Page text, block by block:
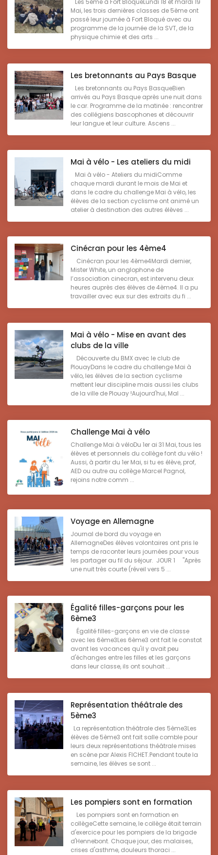
Les 5ème à Fort BloquéLundi 18 et mardi 19
Mai, les trois dernières classes de 5ème ont
passé leur journée à Fort Bloqué avec au
programme de la journée de la SVT, de la
physique chimie et des arts ...
Les bretonnants au Pays Basque
Les bretonnants au Pays BasqueBien
arrivés au Pays Basque après une nuit dans
le car. Programme de la matinée : rencontrer
des collégiens bascophones et découvrir
leur langue et leur culture. Ascens ...
Mai à vélo - Les ateliers du midi
Mai à vélo - Ateliers du midiComme
chaque mardi durant le mois de Mai et
dans le cadre du challenge Mai à vélo, les
élèves de la section cyclisme ont animé un
atelier à destination des autres élèves ...
Cinécran pour les 4ème4
Cinécran pour les 4ème4Mardi dernier,
Mister White, un anglophone de
l’association cinecran, est intervenu deux
heures auprès des élèves de 4ème4. Il a pu
travailler avec eux sur des extraits du fi ...
Mai à vélo - Mise en avant des
clubs de la ville
Découverte du BMX avec le club de
PlouayDans le cadre du challenge Mai à
vélo, les élèves de la section cyclisme
mettent leur discipline mais aussi les clubs
de la ville de Plouay !Aujourd'hui, Mal ...
Challenge Mai à vélo
Challenge Mai à véloDu 1er ai 31 Mai, tous les
élèves et personnels du collège font du vélo !
Aussi, à partir du 1er Mai, si tu es élève, prof,
AED ou autre au collège Marcel Pagnol,
rejoins notre comm ...
Voyage en Allemagne
Journal de bord du voyage en
AllemagneDes élèves volontaires ont pris le
temps de raconter leurs journées pour vous
les partager au fil du séjour. JOUR 1 "Après
une nuit très courte (réveil vers 5 ...
Égalité filles-garçons pour les
6ème3
Égalité filles-garçons en vie de classe
avec les 6ème3Les 6ème3 ont fait le constat
avant les vacances qu'il y avait peu
d'échanges entre les filles et les garçons
dans leur classe, ils ont souhait ...
Représentation théâtrale des
5ème3
La représentation théâtrale des 5ème3Les
élèves de 5ème3 ont fait salle comble pour
leurs deux représentations théâtrale mises
en scène par Alexis FICHET.Pendant toute la
semaine, les élèves se sont ...
Les pompiers sont en formation
Les pompiers sont en formation en
collègeCette semaine, le collège était terrain
d'exercice pour les pompiers de la brigade
d'Hennebont. Chaque jour, des malaises,
crises d'asthme, douleurs thoraci ...